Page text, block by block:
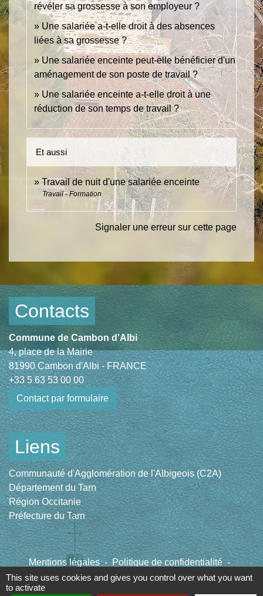
révéler sa grossesse à son employeur ?
Une salariée a-t-elle droit à des absences
liées à sa grossesse ?
Une salariée enceinte peut-elle bénéficier d'un
aménagement de son poste de travail ?
Une salariée enceinte a-t-elle droit à une
réduction de son temps de travail ?
Et aussi
Travail de nuit d'une salariée enceinte
Travail - Formation
Signaler une erreur sur cette page
Contacts
Commune de Cambon d'Albi
4, place de la Mairie
81990 Cambon d'Albi - FRANCE
+33 5 63 53 00 00
Contact par formulaire
Liens
Communauté d'Agglomération de l'Albigeois (C2A)
Département du Tarn
Région Occitanie
Préfecture du Tarn
Mentions légales - Politique de confidentialité -
Accessibilité - Plan du site - Gestion des cookies
This site uses cookies and gives you control over what you want
to activate